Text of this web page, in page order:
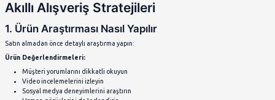
Online Alışverişte Güvenlik
Kişisel Bilgilerinizi Koruyun
Online alışveriş yaparken kişisel verilerinizin güvenliği kritik
Güçlü Şifre Kullanımı: